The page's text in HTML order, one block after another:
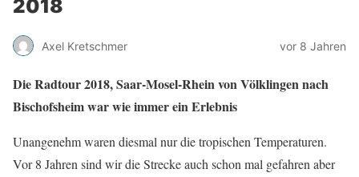
2018
Axel Kretschmer vor 8 Jahren
Die Radtour 2018, Saar-Mosel-Rhein von Völklingen nach
Bischofsheim war wie immer ein Erlebnis
Unangenehm waren diesmal nur die tropischen Temperaturen.
Vor 8 Jahren sind wir die Strecke auch schon mal gefahren aber